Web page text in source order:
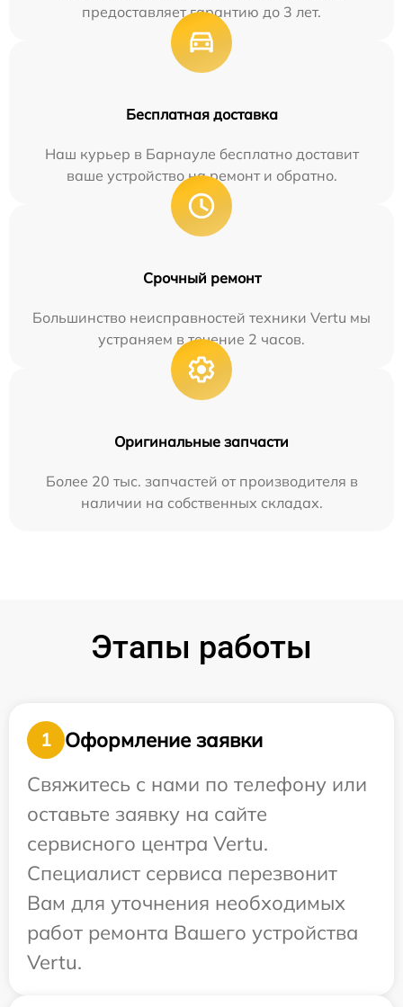
предоставляет гарантию до 3 лет.
Бесплатная доставка
Наш курьер в Барнауле бесплатно доставит
ваше устройство на ремонт и обратно.
Срочный ремонт
Большинство неисправностей техники Vertu мы
устраняем в течение 2 часов.
Оригинальные запчасти
Более 20 тыс. запчастей от производителя в
наличии на собственных складах.
Этапы работы
1
Оформление заявки
Свяжитесь с нами по телефону или
оставьте заявку на сайте
сервисного центра Vertu.
Специалист сервиса перезвонит
Вам для уточнения необходимых
работ ремонта Вашего устройства
Vertu.